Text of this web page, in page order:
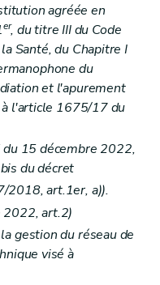
agréée en
er, du titre III du Code
Santé, du Chapitre I
du
et l'apurement
l'article 1675/17 du
15 décembre 2022,
bis du décret
2018, art.1er, a)).
art.2)
gestion du réseau de
visé à